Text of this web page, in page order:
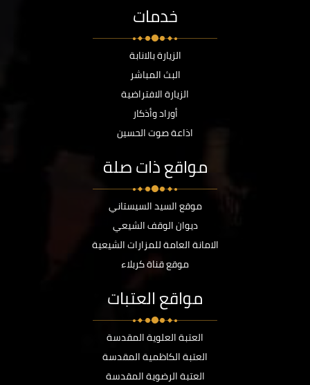
خدمات
الزيارة بالانابة
البث المباشر
الزيارة الافتراضية
أوراد وأذكار
اذاعة صوت الحسين
مواقع ذات صلة
موقع السيد السيستاني
ديوان الوقف الشيعي
الامانة العامة للمزارات الشيعية
موقع قناة كربلاء
مواقع العتبات
العتبة العلوية المقدسة
العتبة الكاظمية المقدسة
العتبة الرضوية المقدسة